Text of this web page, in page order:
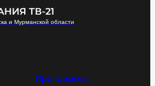
ТВ-21
и Мурманской области
Программы